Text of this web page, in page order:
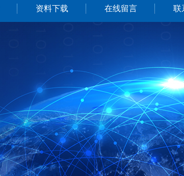
资料下载 在线留言 联